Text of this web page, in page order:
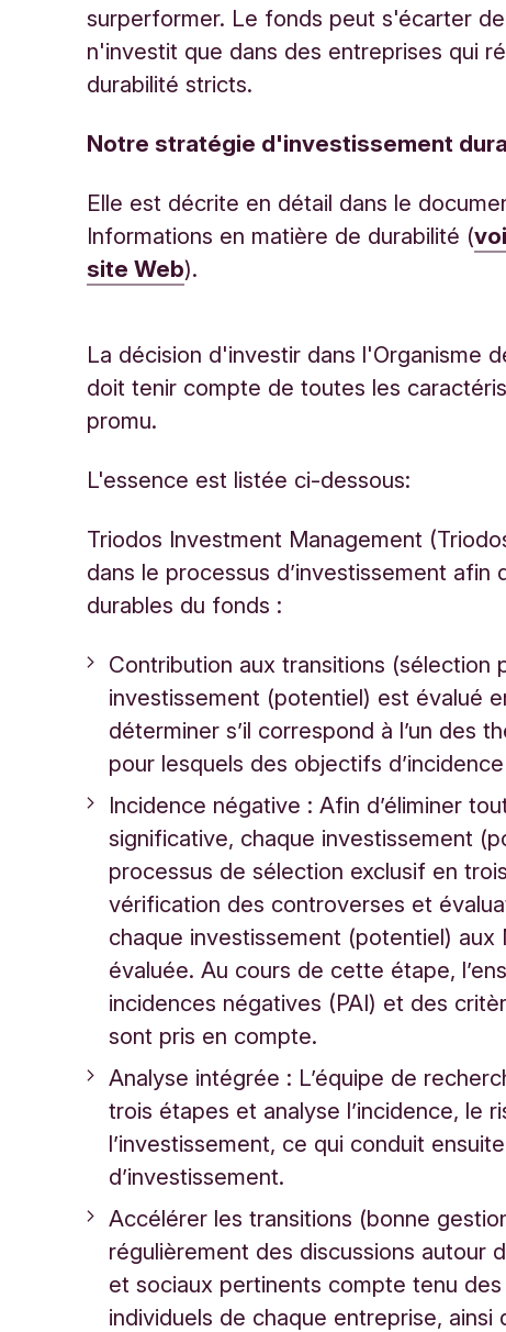
surperformer. Le fonds peut s'écarter
n'investit que dans des entreprises qui
durabilité stricts.
Notre stratégie d'investissement
Elle est décrite en détail dans le
Informations en matière de durabilité (
site Web).
La décision d'investir dans l'Organisme
doit tenir compte de toutes les
promu.
L'essence est listée ci-dessous:
Triodos Investment Management
dans le processus d’investissement afin
durables du fonds :
Contribution aux transitions (sélection
investissement (potentiel) est évalué
déterminer s’il correspond à l’un des
pour lesquels des objectifs
Incidence négative : Afin d’éliminer
significative, chaque investissement
processus de sélection exclusif en
vérification des controverses et
chaque investissement (potentiel) aux
évaluée. Au cours de cette étape,
incidences négatives (PAI) et des
sont pris en compte.
Analyse intégrée : L’équipe de
trois étapes et analyse l’incidence, le
l’investissement, ce qui conduit
d’investissement.
Accélérer les transitions (bonne
régulièrement des discussions autour
et sociaux pertinents compte tenu
individuels de chaque entreprise, ainsi